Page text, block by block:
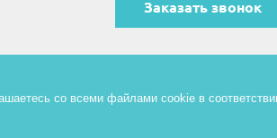
Заказать звонок
со всеми файлами cookie в